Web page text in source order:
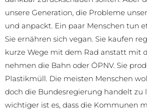
unsere Generation, die Probleme
und anpackt. Ein paar Menschen tun
Sie ernähren sich vegan. Sie kaufen
kurze Wege mit dem Rad anstatt mit
nehmen die Bahn oder ÖPNV. Sie
Plastikmüll. Die meisten Menschen
doch die Bundesregierung handelt zu
wichtiger ist es, dass die Kommunen